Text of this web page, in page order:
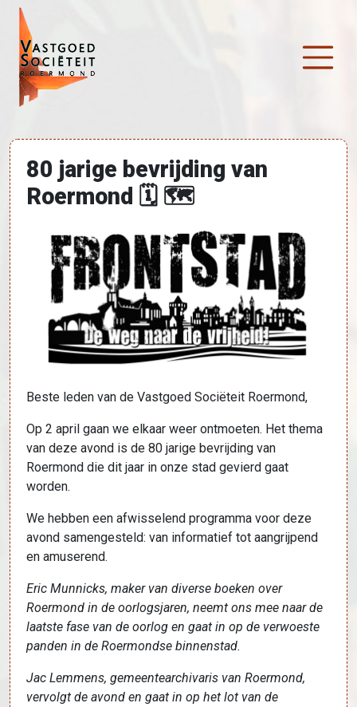
Ga naar de inhoud
Hoofdnavigatie
80 jarige bevrijding van
Roermond 🗓 🗺
Beste leden van de Vastgoed Sociëteit Roermond,
Op 2 april gaan we elkaar weer ontmoeten. Het thema
van deze avond is de 80 jarige bevrijding van
Roermond die dit jaar in onze stad gevierd gaat
worden.
We hebben een afwisselend programma voor deze
avond samengesteld: van informatief tot aangrijpend
en amuserend.
Eric Munnicks, maker van diverse boeken over
Roermond in de oorlogsjaren, neemt ons mee naar de
laatste fase van de oorlog en gaat in op de verwoeste
panden in de Roermondse binnenstad.
Jac Lemmens, gemeentearchivaris van Roermond,
vervolgt de avond en gaat in op het lot van de